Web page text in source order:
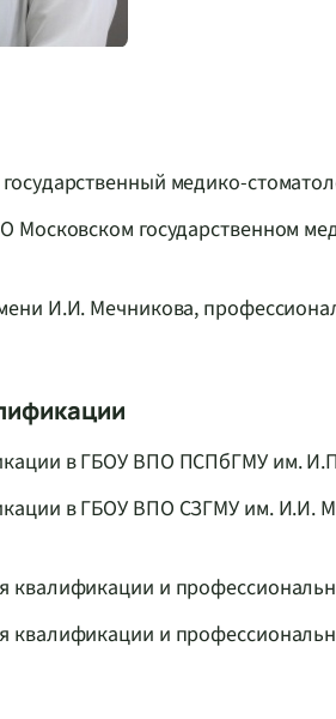
медико-
Московском государственном
И.И. Мечникова,
в ГБОУ ВПО ПСПбГМУ им.
в ГБОУ ВПО СЗГМУ им. И.И.
и
и